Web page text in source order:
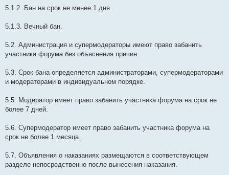
5.1.2. Бан на срок не менее 1 дня.
5.1.3. Вечный бан.
5.2. Администрация и супермодераторы имеют право забанить
участника форума без объяснения причин.
5.3. Срок бана определяется администраторами, супермодераторами
и модераторами в индивидуальном порядке.
5.5. Модератор имеет право забанить участника форума на срок не
более 7 дней.
5.6. Супермодератор имеет право забанить участника форума на
срок не более 1 месяца.
5.7. Объявления о наказаниях размещаются в соответствующем
разделе непосредственно после вынесения наказания.